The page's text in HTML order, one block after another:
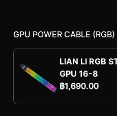
GPU POWER CABLE (RGB)
LIAN LI RGB
GPU 16-8
฿1,690.00